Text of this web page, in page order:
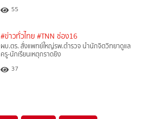
55
#ข่าวทั่วไทย #TNN ช่อง16
ผบ.ตร. สั่งแพทย์ใหญ่รพ.ตำรวจ นำนักจิตวิทยาดูแล
ครู-นักเรียนเหตุกราดยิง
37